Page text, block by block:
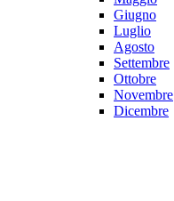
Giugno
Luglio
Agosto
Settembre
Ottobre
Novembre
Dicembre